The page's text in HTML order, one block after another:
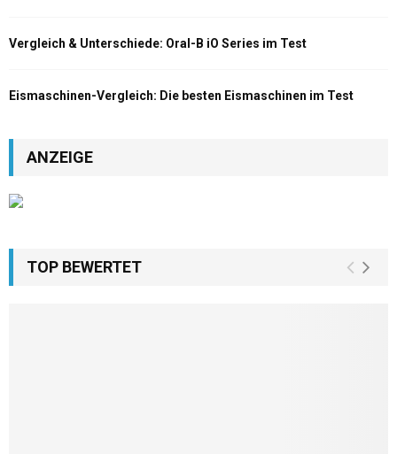
Vergleich & Unterschiede: Oral-B iO Series im Test
Eismaschinen-Vergleich: Die besten Eismaschinen im Test
ANZEIGE
TOP BEWERTET